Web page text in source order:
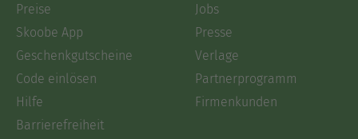
Preise
Skoobe App
Geschenkgutscheine
Code einlösen
Hilfe
Barrierefreiheit
Jobs
Presse
Verlage
Partnerprogramm
Firmenkunden